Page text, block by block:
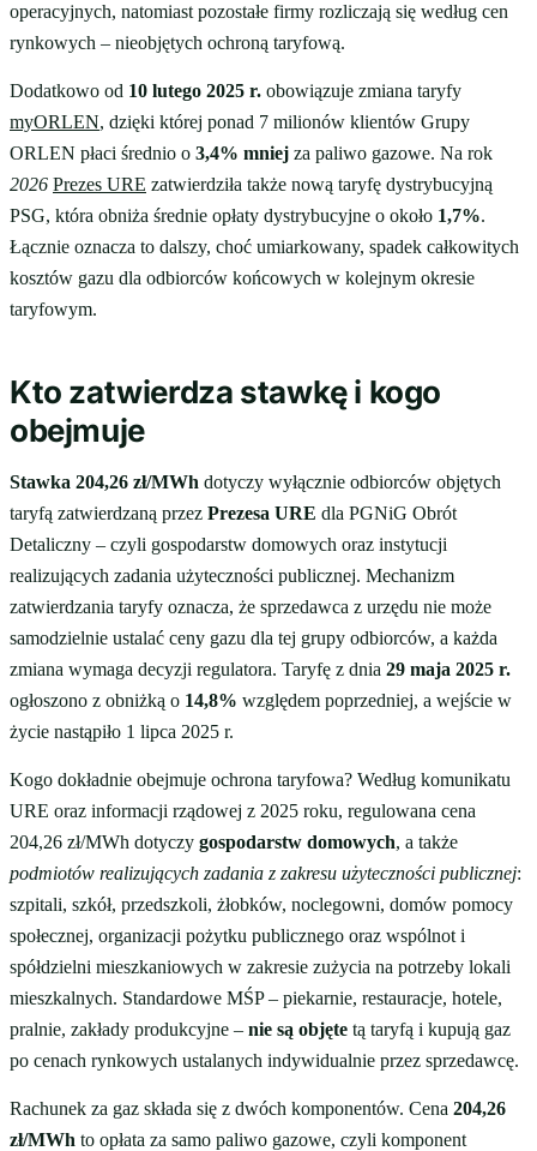
operacyjnych, natomiast pozostałe firmy rozliczają się według cen
rynkowych – nieobjętych ochroną taryfową.
Dodatkowo od 10 lutego 2025 r. obowiązuje zmiana taryfy
myORLEN, dzięki której ponad 7 milionów klientów Grupy
ORLEN płaci średnio o 3,4% mniej za paliwo gazowe. Na rok
2026 Prezes URE zatwierdziła także nową taryfę dystrybucyjną
PSG, która obniża średnie opłaty dystrybucyjne o około 1,7%.
Łącznie oznacza to dalszy, choć umiarkowany, spadek całkowitych
kosztów gazu dla odbiorców końcowych w kolejnym okresie
taryfowym.
Kto zatwierdza stawkę i kogo
obejmuje
Stawka 204,26 zł/MWh dotyczy wyłącznie odbiorców objętych
taryfą zatwierdzaną przez Prezesa URE dla PGNiG Obrót
Detaliczny – czyli gospodarstw domowych oraz instytucji
realizujących zadania użyteczności publicznej. Mechanizm
zatwierdzania taryfy oznacza, że sprzedawca z urzędu nie może
samodzielnie ustalać ceny gazu dla tej grupy odbiorców, a każda
zmiana wymaga decyzji regulatora. Taryfę z dnia 29 maja 2025 r.
ogłoszono z obniżką o 14,8% względem poprzedniej, a wejście w
życie nastąpiło 1 lipca 2025 r.
Kogo dokładnie obejmuje ochrona taryfowa? Według komunikatu
URE oraz informacji rządowej z 2025 roku, regulowana cena
204,26 zł/MWh dotyczy gospodarstw domowych, a także
podmiotów realizujących zadania z zakresu użyteczności publicznej:
szpitali, szkół, przedszkoli, żłobków, noclegowni, domów pomocy
społecznej, organizacji pożytku publicznego oraz wspólnot i
spółdzielni mieszkaniowych w zakresie zużycia na potrzeby lokali
mieszkalnych. Standardowe MŚP – piekarnie, restauracje, hotele,
pralnie, zakłady produkcyjne – nie są objęte tą taryfą i kupują gaz
po cenach rynkowych ustalanych indywidualnie przez sprzedawcę.
Rachunek za gaz składa się z dwóch komponentów. Cena 204,26
zł/MWh to opłata za samo paliwo gazowe, czyli komponent